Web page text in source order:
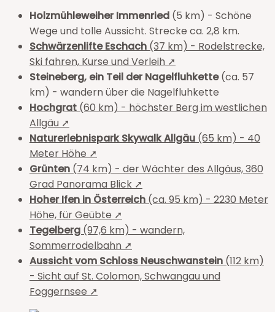
Holzmühleweiher Immenried (5 km) - Schöne
Wege und tolle Aussicht. Strecke ca. 2,8 km.
Schwärzenlifte Eschach (37 km) - Rodelstrecke,
Ski fahren, Kurse und Verleih ➚
Steineberg, ein Teil der Nagelfluhkette(ca. 57
km) - wandern über die Nagelfluhkette
Hochgrat (60 km) - höchster Berg im westlichen
Allgäu ➚
Naturerlebnispark Skywalk Allgäu (65 km) - 40
Meter Höhe ➚
Grünten (74 km) - der Wächter des Allgäus, 360
Grad Panorama Blick ➚
Hoher Ifen in Österreich (ca. 95 km) - 2230 Meter
Höhe, für Geübte ➚
Tegelberg (97,6 km) - wandern,
Sommerrodelbahn ➚
Aussicht vom Schloss Neuschwanstein (112 km)
- Sicht auf St. Colomon, Schwangau und
Foggernsee ➚